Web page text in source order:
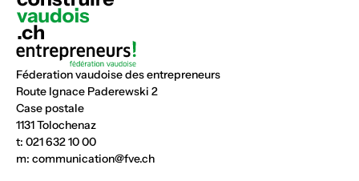
Féderation vaudoise des entrepreneurs
Route Ignace Paderewski 2
Case postale
1131 Tolochenaz
t: 021 632 10 00
m: communication@fve.ch